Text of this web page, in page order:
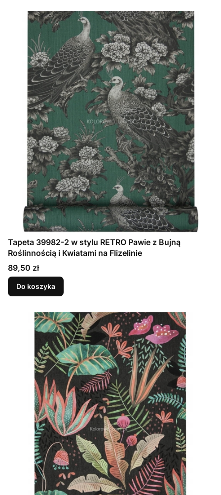
Tapeta 39982-2 w stylu RETRO Pawie z Bujną
Roślinnością i Kwiatami na Flizelinie
Cena
89,50 zł
Do koszyka